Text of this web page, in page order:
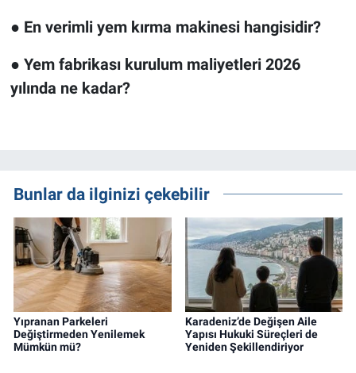
● En verimli yem kırma makinesi hangisidir?
● Yem fabrikası kurulum maliyetleri 2026
yılında ne kadar?
Bunlar da ilginizi çekebilir
Yıpranan Parkeleri
Değiştirmeden Yenilemek
Mümkün mü?
Karadeniz’de Değişen Aile
Yapısı Hukuki Süreçleri de
Yeniden Şekillendiriyor